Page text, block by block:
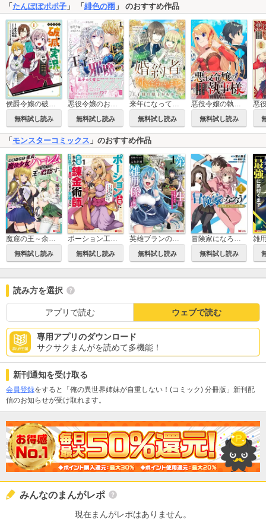
「たんぽぽポポ子 」 「緋色の雨 」 のおすすめ作品
侯爵令嬢の破滅実況 破滅を予言された悪役令嬢だけど、リスナーがいるので幸せです
無料試し読み
悪役令嬢のお気に入り 王子……邪魔っ（コミック）
無料試し読み
来年になってもお互いに婚約者がいなかったら、私たち付き合っちゃいます？ と言ってから王子様の様子がおかしい
無料試し読み
悪役令嬢の執事様 破滅フラグは俺が潰させていただきます【分冊版】
無料試し読み
「 モンスターコミックス 」のおすすめ作品
魔窟の王～余命一か月の童貞、魔法少女ハーレムを築いて王へ君臨す～(コミック)
無料試し読み
ポーション工場に左遷された錬金術師、美少女に拉致され異国でいつの間にか英雄になる(コミック)
無料試し読み
英雄ブランの人生計画 第二の人生は雑用係でお願いします(コミック)
無料試し読み
冒険家になろう！～スキルボードでダンジョン攻略～（コミック）
無料試し読み
読み方を選択
アプリで読む ウェブで読む
専用アプリのダウンロード
サクサクまんがを読めて多機能！
新刊通知を受け取る
会員登録をすると「俺の異世界姉妹が自重しない！(コミック) 分冊版」新刊配
信のお知らせが受け取れます。
みんなのまんがレポ
現在まんがレポはありません。